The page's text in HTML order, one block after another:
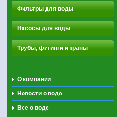
Фильтры для воды
Насосы для воды
Трубы, фитинги и краны
О компании
Новости о воде
Все о воде